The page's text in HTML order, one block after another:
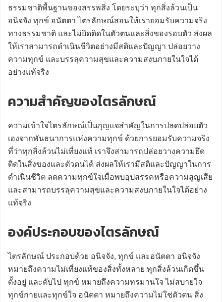
ธรรมชาติพื้นฐานของสรรพสิ่ง โดยระบุว่า ทุกสิ่งล้วนเป็น
อนิจจัง ทุกข์ อนัตตา ไตรลักษณ์สอนให้เรายอมรับความจริง
ทางธรรมชาติ และไม่ยึดติดในตัวตนและสิ่งของรอบตัว ส่งผล
ให้เราสามารถดำเนินชีวิตอย่างมีสติและปัญญา ปล่อยวาง
ความทุกข์ และบรรลุความสุขและความสงบภายในใจได้
อย่างแท้จริง
ความสำคัญของไตรลักษณ์
ความเข้าใจไตรลักษณ์เป็นกุญแจสำคัญในการปลดปล่อยตัว
เองจากพันธนาการแห่งความทุกข์ ด้วยการยอมรับความจริง
ที่ว่าทุกสิ่งล้วนไม่เที่ยงแท้ เราจึงสามารถปล่อยวางความยึด
ติดในสิ่งของและตัวตนได้ ส่งผลให้เรามีสติและปัญญาในการ
ดำเนินชีวิต ลดความทุกข์ใจเมื่อพบอุปสรรคหรือความสูญเสีย
และสามารถบรรลุความสุขและความสงบภายในใจได้อย่าง
แท้จริง
องค์ประกอบของไตรลักษณ์
ไตรลักษณ์ ประกอบด้วย อนิจจัง, ทุกข์ และอนัตตา อนิจจัง
หมายถึงความไม่เที่ยงแท้ของสิ่งทั้งหลาย ทุกสิ่งล้วนเกิดขึ้น
ตั้งอยู่ และดับไป ทุกข์ หมายถึงความทรมานใจ ไม่สบายใจ
ทุกข์กายและทุกข์ใจ อนัตตา หมายถึงความไม่ใช่ตัวตน สิ่ง